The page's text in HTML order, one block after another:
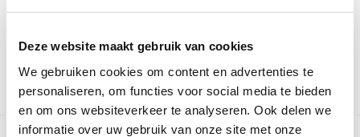
Deze website maakt gebruik van cookies
We gebruiken cookies om content en advertenties te
personaliseren, om functies voor social media te bieden
en om ons websiteverkeer te analyseren. Ook delen we
informatie over uw gebruik van onze site met onze
Op voorraad
verstuurd ( voor 18:00 )